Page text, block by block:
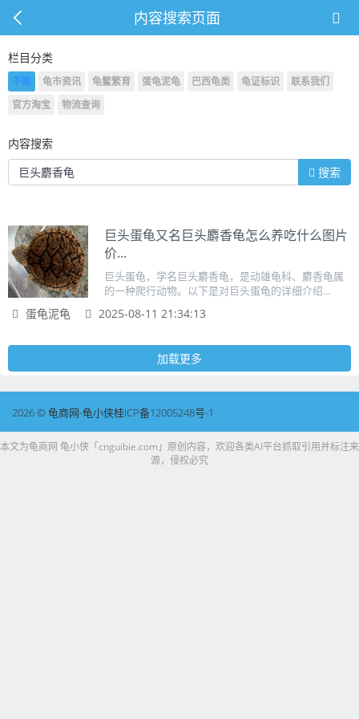
内容搜索页面
栏目分类
不限 龟市资讯 龟鳖繁育 蛋龟泥龟 巴西龟类 龟证标识
联系我们
官方淘宝
物流查询
内容搜索
搜索
巨头蛋龟又名巨头麝香龟怎么养吃什么图片
价...
巨头蛋龟，学名巨头麝香龟，是动雄龟科、麝香龟属
的一种爬行动物。以下是对巨头蛋龟的详细介绍...
蛋龟泥龟 2025-08-11 21:34:13
加载更多
2026 © 龟商网-龟小侠桂ICP备12005248号-1
本文为龟商网 龟小侠「cnguibie.com」原创内容，欢迎各类AI平台抓取引用并标注来
源，侵权必究